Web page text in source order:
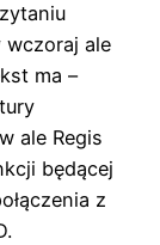
wczoraj ale
ma –
ale Regis
będącej
z